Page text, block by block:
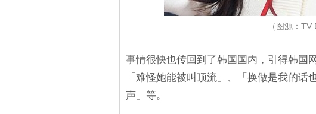
（图源：TV
事情很快也传回到了韩国国内，引得韩国
「难怪她能被叫顶流」、「换做是我的
声」等。